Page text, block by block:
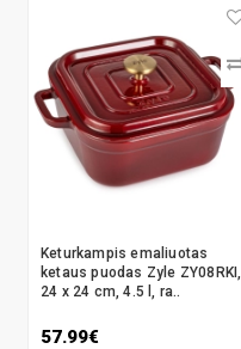
Keturkampis emaliuotas
ketaus puodas Zyle ZY08RKI,
24 x 24 cm, 4.5 l, ra..
57.99€